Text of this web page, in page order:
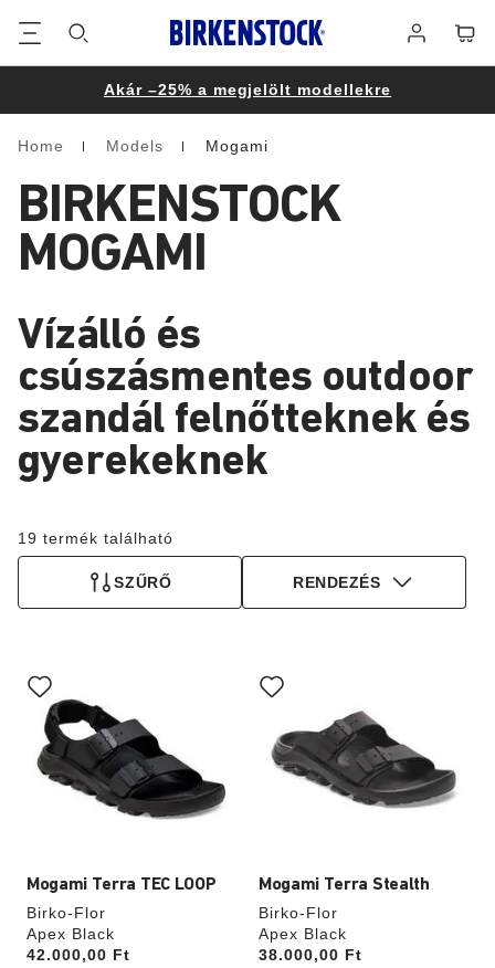
Akár –25% a megjelölt modellekre
Homepage
Home Models Mogami
BIRKENSTOCK
MOGAMI
Vízálló és
csúszásmentes outdoor
szandál felnőtteknek és
gyerekeknek
19 termék található
SZŰRŐ RENDEZÉS
Mogami Terra TEC LOOP
Birko-Flor
Apex Black
Price:
42.000,00 Ft
színpalettával
való
interakció
frissíti
termékképet
Mogami Terra Stealth
Birko-Flor
Apex Black
Price:
38.000,00 Ft
színpalettával
való
frissíti
termékképet